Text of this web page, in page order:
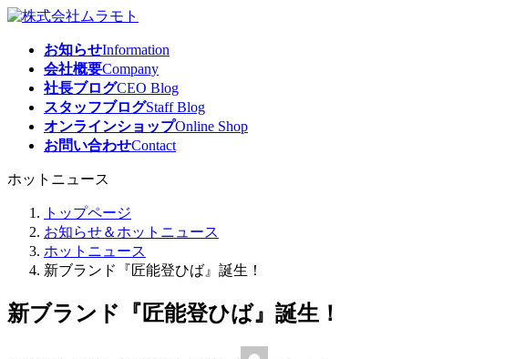
コ
プ
ナ
動
お知らせInformation
会社概要Company
社長ブログCEO Blog
スタッフブログStaff Blog
オンラインショップOnline Shop
お問い合わせContact
ホットニュース
トップページ
お知らせ＆ホットニュース
ホットニュース
新ブランド『匠能登ひば』誕生！
新ブランド『匠能登ひば』誕生！